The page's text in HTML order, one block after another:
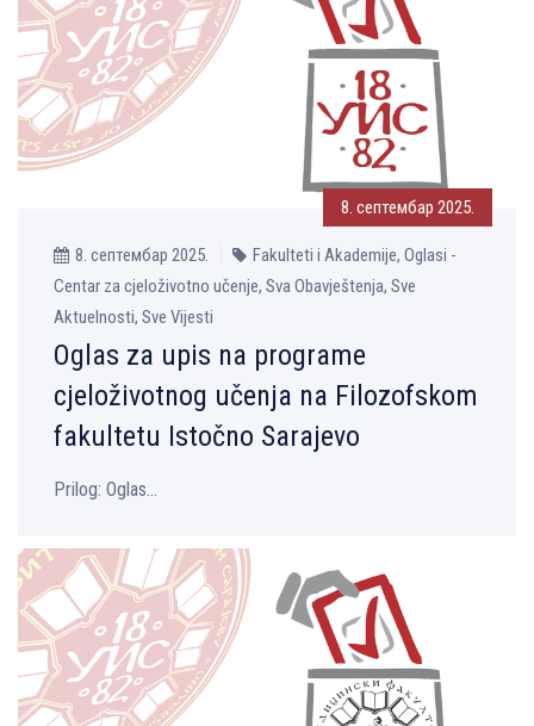
8. септембар 2025.
8. септембар 2025.
Fakulteti i Akademije, Oglasi -
Centar za cjeloživotno učenje, Sva Obavještenja, Sve
Aktuelnosti, Sve Vijesti
Oglas za upis na programe
cjeloživotnog učenja na Filozofskom
fakultetu Istočno Sarajevo
Prilog: Oglas...